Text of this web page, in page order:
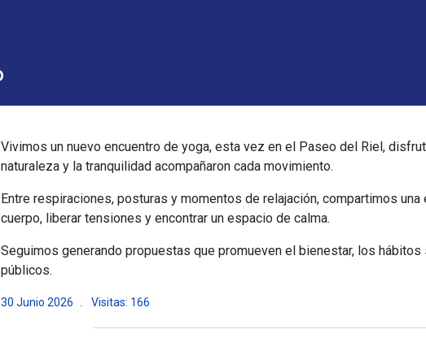
Vivimos un nuevo encuentro de yoga, esta vez en el Paseo del Riel,
naturaleza y la tranquilidad acompañaron cada movimiento.
Entre respiraciones, posturas y momentos de relajación, compartimos
cuerpo, liberar tensiones y encontrar un espacio de calma.
Seguimos generando propuestas que promueven el bienestar, los
públicos.
30 Junio 2026 Visitas: 166